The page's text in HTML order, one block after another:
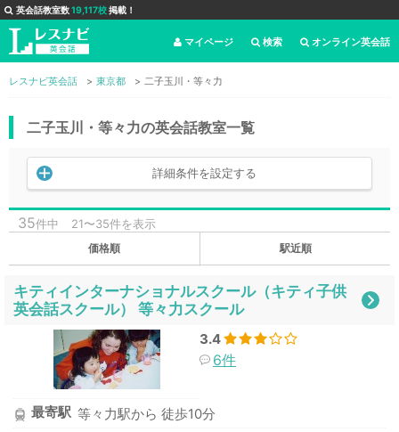
英会話教室数19,117校掲載！
オンライン英会話
検索
マイページ
レスナビ英会話 東京都 二子玉川・等々力
二子玉川・等々力の英会話教室一覧
詳細条件を設定する
35件中 21〜35件を表示
価格順 駅近順
キティインターナショナルスクール（キティ子供
英会話スクール） 等々力スクール
3.4
6件
最寄駅 等々力駅から 徒歩10分